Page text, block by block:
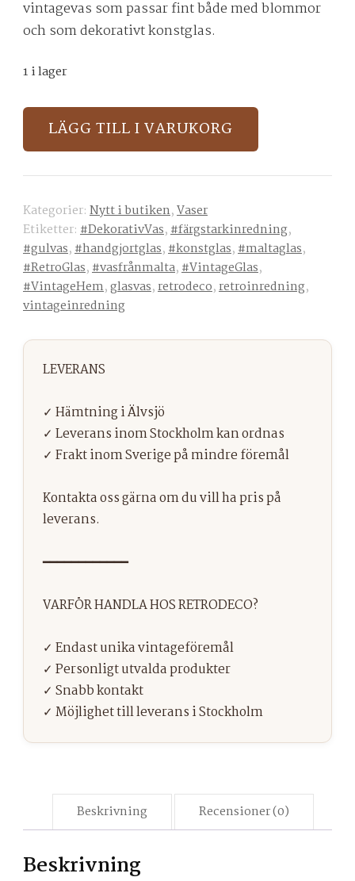
vintagevas som passar fint både med blommor
och som dekorativt konstglas.
1 i lager
Dekorativ
glasvas
från
Malta
LÄGG TILL I VARUKORG
Kategorier: Nytt i butiken,Vaser
Etiketter: #DekorativVas,#färgstarkinredning,
#gulvas,#handgjortglas,#konstglas,#maltaglas,
#RetroGlas,#vasfrånmalta,#VintageGlas,
#VintageHem,glasvas,retrodeco,retroinredning,
vintageinredning
Beskrivning Recensioner (0)
Beskrivning